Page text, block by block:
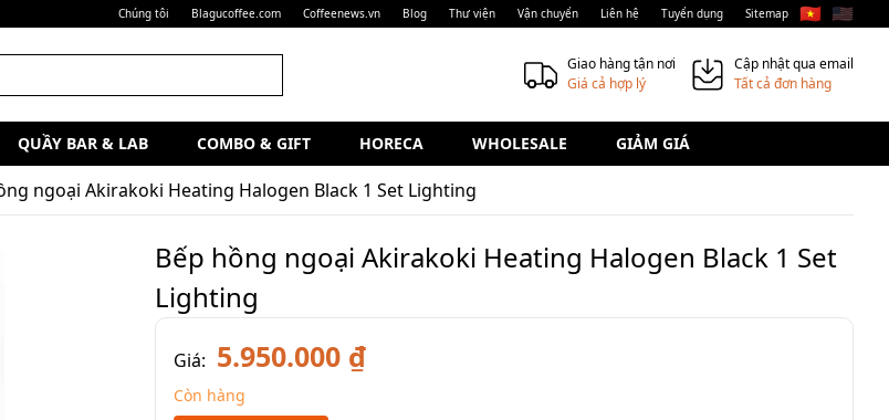
Chúng tôi Blagucoffee.com Coffeenews.vn Blog Thư viện Vận chuyển Liên hệ Tuyển dụng Sitemap 🇻🇳 🇺🇸
Giao hàng tận nơi
Giá cả hợp lý
Cập nhật qua email
Tất cả đơn hàng
QUẦY BAR & LAB COMBO & GIFT HORECA WHOLESALE GIẢM GIÁ
ngoại Akirakoki Heating Halogen Black 1 Set Lighting
Bếp hồng ngoại Akirakoki Heating Halogen Black 1 Set
Lighting
Giá: 5.950.000 ₫
Còn hàng